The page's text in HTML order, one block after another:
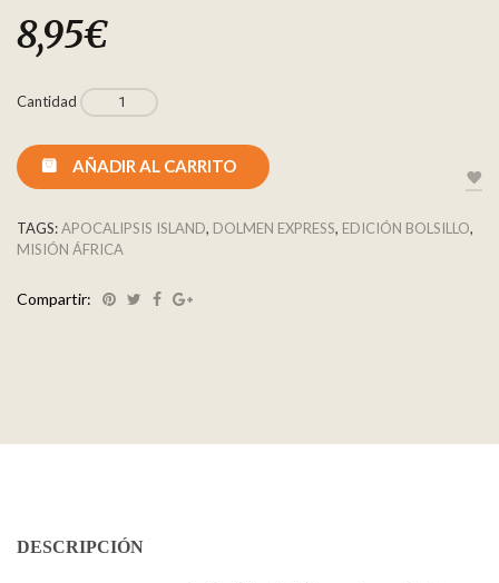
8,95€
Cantidad
AÑADIR AL CARRITO
TAGS:APOCALIPSIS ISLAND, DOLMEN EXPRESS, EDICIÓN BOLSILLO,
MISIÓN ÁFRICA
Compartir:
DESCRIPCIÓN